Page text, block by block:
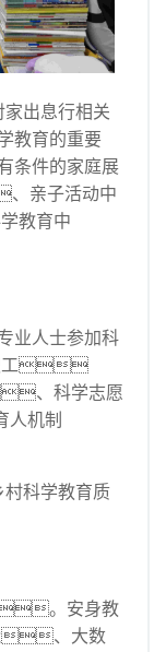
出息行相关
教育的重要
件的家庭展
亲子活动中
教育中
人士参加科
工
、科学志愿
人机制
。安身教
、大数